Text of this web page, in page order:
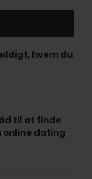
hvem du
til at finde
dating